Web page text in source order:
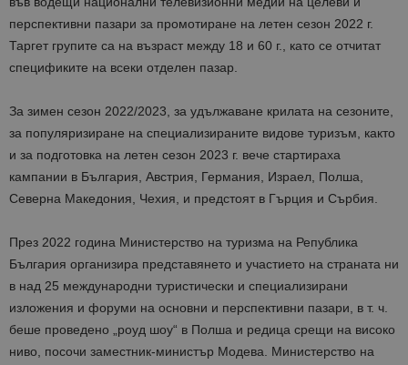
перспективни пазари за промотиране на летен сезон 2022 г.
Таргет групите са на възраст между 18 и 60 г., като се отчитат
спецификите на всеки отделен пазар.
За зимен сезон 2022/2023, за удължаване крилата на сезоните,
за популяризиране на специализираните видове туризъм, както
и за подготовка на летен сезон 2023 г. вече стартираха
кампании в България, Австрия, Германия, Израел, Полша,
Северна Македония, Чехия, и предстоят в Гърция и Сърбия.
През 2022 година Министерство на туризма на Република
България организира представянето и участието на страната ни
в над 25 международни туристически и специализирани
изложения и форуми на основни и перспективни пазари, в т. ч.
беше проведено „роуд шоу“ в Полша и редица срещи на високо
ниво, посочи заместник-министър Модева. Министерство на